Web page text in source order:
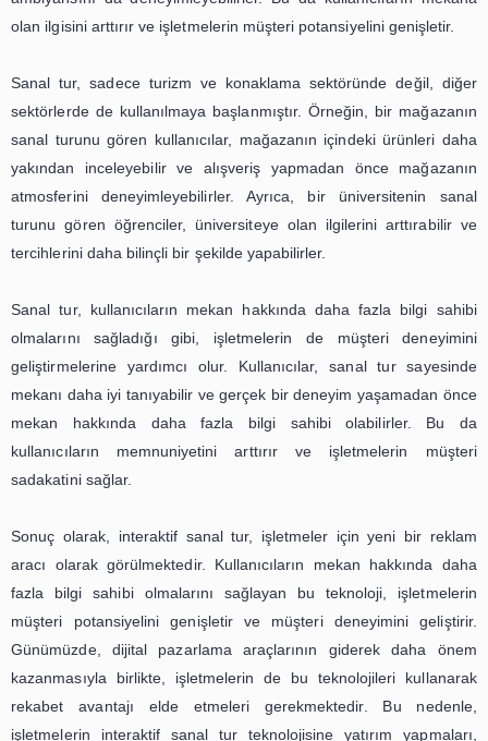
özellikle gayrimenkul sektöründe büyük bir ilgi
şekilde inceleyebilir ve satın alma kararlarını
verebilirler.
Birçok gayrimenkul şirketi, müşterilerine daha iyi bir
sunmak ve satışlarını arttırmak için sanal tur
kullanmaya başlamıştır. Bu teknoloji,
ve diğer detayları daha iyi görmelerine olanak
kullanıcılar istedikleri zaman ve yerde sanal tur
böylece zamandan ve maliyetten tasarruf ederler.
Sanal tur teknolojisi, sadece ev veya işyeri satın almak
için değil, aynı zamanda mimarlar ve iç mimarlar için de
mimarlar projelerini daha iyi bir şekilde
müşterilerine sunabilirler. Böylece, müşterilerin
ve maliyetten tasarruf edilebilir.
Sanal tur teknolojisi, kullanıcıların mekanı sadece